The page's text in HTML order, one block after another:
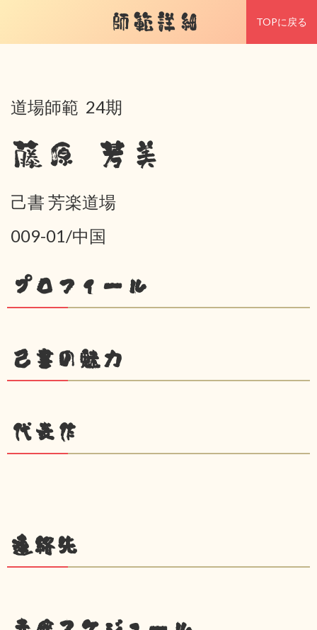
師範詳細 TOPに戻る
道場師範 24期
藤原 芳美
己書 芳楽道場
009-01/中国
プロフィール
己書の魅力
代表作
連絡先